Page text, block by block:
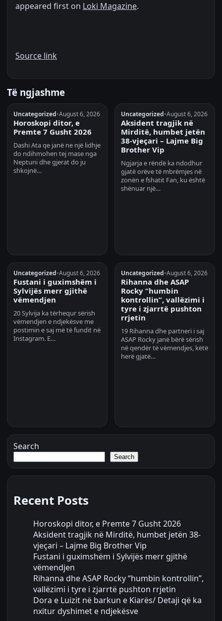
appeared first on Loki Magazine.
Source link
Të ngjashme
Uncategorized•August 6, 2026
Horoskopi ditor, e
Premte 7 Gusht 2026
Dashi Ata qe janë ne një lidhje
do ndihmohen tej mase nga
Neptuni dhe gjerat do ju
shkojnë…
Uncategorized•August 6, 2026
Aksident tragjik në
Mirditë, humbet jetën
38-vjeçari – Lajme Big
Brother Vip
Ngjarja e rëndë ka ndodhur
gjatë orëve të mbrëmjes në
zonën e fshatit Fan, ku është
shënuar një…
Uncategorized•August 6, 2026
Fustani i guximshëm i
Sylvijës merr gjithë
vëmendjen
20 Sylvija ka tërhequr sërish
vëmendjen e ndjekësve me
postimin e saj më të fundit në
Instagram. E…
Uncategorized•August 6, 2026
Rihanna dhe ASAP
Rocky “humbin
kontrollin”, vallëzimi i
tyre i zjarrtë pushton
rrjetin
19 Rihanna dhe partneri i saj
ASAP Rocky janë bërë sërish
në qendër të vëmendjes, këtë
herë gjatë…
Search
Search
Recent Posts
Horoskopi ditor, e Premte 7 Gusht 2026
Aksident tragjik në Mirditë, humbet jetën 38-
vjeçari – Lajme Big Brother Vip
Fustani i guximshëm i Sylvijës merr gjithë
vëmendjen
Rihanna dhe ASAP Rocky “humbin kontrollin”,
vallëzimi i tyre i zjarrtë pushton rrjetin
Dora e Luizit në barkun e Kiarës/ Detaji që ka
nxitur dyshimet e ndjekësve